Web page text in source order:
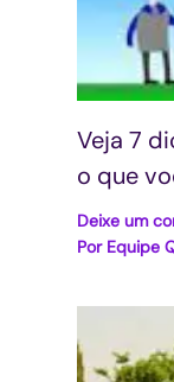
Veja 7
o que
Deixe um
Por Equipe